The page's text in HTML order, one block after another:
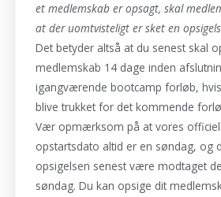
et medlemskab er opsagt, skal
at der uomtvisteligt er sket en
Det betyder altså at du senest skal
medlemskab 14 dage inden
igangværende bootcamp forløb,
blive trukket for det kommende
Vær opmærksom på at vores
opstartsdato altid er en søndag, og
opsigelsen senest være modtaget
søndag. Du kan opsige dit